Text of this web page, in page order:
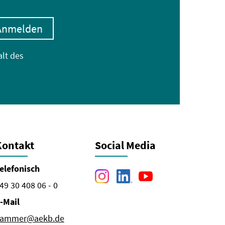
des
30 408 06 - 0
Mail
Social Media